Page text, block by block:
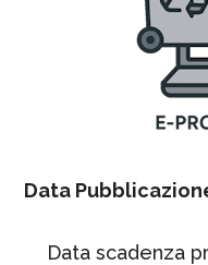
Data
Data scadenza